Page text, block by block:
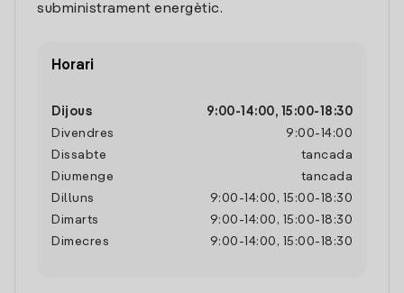
subministrament energètic.
Horari
Dijous 9:00- 14:00, 15:00- 18:30
Divendres
9:00- 14:00
Dissabte
tancada
Diumenge
tancada
Dilluns
9:00 - 14:00 , 15:00- 18:30
Dimarts
9:00 - 14:00 , 15:00- 18:30
Dimecres
9:00 - 14:00 , 15:00- 18:30